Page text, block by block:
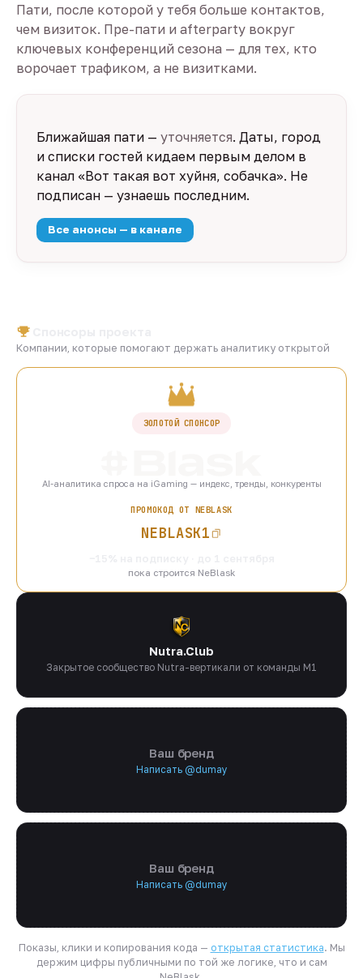
Пати, после которой у тебя больше контактов,
чем визиток. Пре-пати и afterparty вокруг
ключевых конференций сезона — для тех, кто
ворочает трафиком, а не визитками.
Ближайшая пати — уточняется. Даты, город
и списки гостей кидаем первым делом в
канал «Вот такая вот хуйня, собачка». Не
подписан — узнаешь последним.
Все анонсы — в канале
Компании, которые помогают держать аналитику открытой
ЗОЛОТОЙ СПОНСОР
AI-аналитика спроса на iGaming — индекс, тренды, конкуренты
ПРОМОКОД ОТ NEBLASK
NEBLASK1
пока строится NeBlask
Nutra.Club
Закрытое сообщество Nutra-вертикали от команды M1
Ваш бренд
Написать @dumay
Ваш бренд
Написать @dumay
Показы, клики и копирования кода — открытая статистика. Мы
держим цифры публичными по той же логике, что и сам